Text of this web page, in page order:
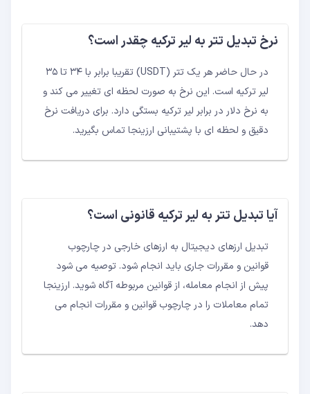
نرخ تبدیل تتر به لیر ترکیه چقدر است؟
در حال حاضر هر یک تتر (USDT) تقریبا برابر با ۳۴ تا ۳۵
لیر ترکیه است. این نرخ به صورت لحظه ای تغییر می کند و
به نرخ دلار در برابر لیر ترکیه بستگی دارد. برای دریافت نرخ
دقیق و لحظه ای با پشتیبانی ارزینجا تماس بگیرید.
آیا تبدیل تتر به لیر ترکیه قانونی است؟
تبدیل ارزهای دیجیتال به ارزهای خارجی در چارچوب
قوانین و مقررات جاری باید انجام شود. توصیه می شود
پیش از انجام معامله، از قوانین مربوطه آگاه شوید. ارزینجا
تمام معاملات را در چارچوب قوانین و مقررات انجام می
دهد.